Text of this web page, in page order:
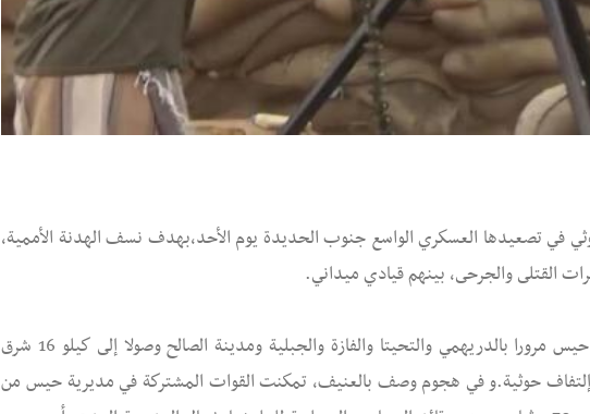
في تصعيدها العسكري الواسع جنوب الحديدة يوم الأحد،بهدف نسف الهدنة الأممية،
القتلى والجرحى، بينهم قيادي ميداني.
وتوسعت رقعة المواجهات في جميع المحاور من حيس مرورا بالدريهمي والتحيتا والفازة والجبلية ومدينة الصالح وصولا إلى كيلو 16 شرق
حوثية.و في هجوم وصف بالعنيف، تمكنت القوات المشتركة في مديرية حيس من